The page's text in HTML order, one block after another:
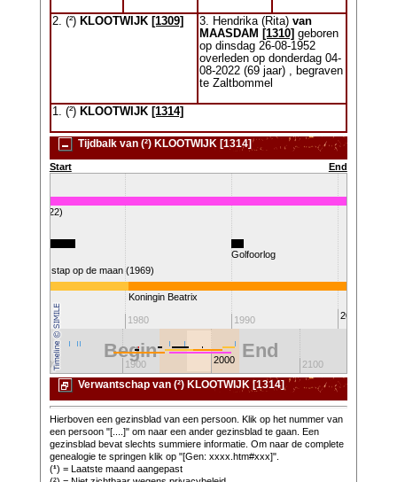
2. (²) KLOOTWIJK [1309] 3. Hendrika (Rita) van
MAASDAM [1310] geboren
op dinsdag 26-08-1952
overleden op donderdag 04-
08-2022 (69 jaar) , begraven
te Zaltbommel
1. (²) KLOOTWIJK [1314]
Tijdbalk van (²) KLOOTWIJK [1314]
Start End
1980 1990 2000
Golfoorlog
Koningin Beatrix
Eerste stap op de maan (1969)
(1952-2022)
1800 1900 2000 2100
Begin End
Verwantschap van (²) KLOOTWIJK [1314]
Hierboven een gezinsblad van een persoon. Klik op het nummer van
een persoon "[....]" om naar een ander gezinsblad te gaan. Een
gezinsblad bevat slechts summiere informatie. Om naar de complete
genealogie te springen klik op "[Gen: xxxx.htm#xxx]".
(¹) = Laatste maand aangepast